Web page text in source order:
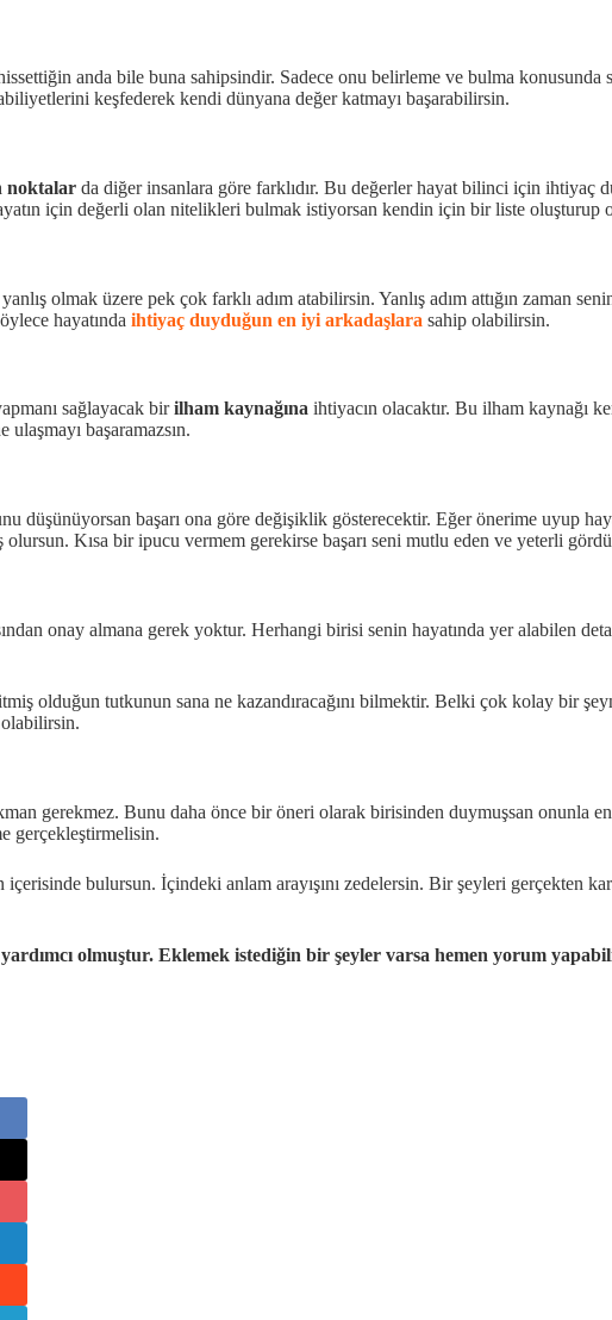
anda bile buna sahipsindir. Sadece onu belirleme ve bulma konusunda
keşfederek kendi dünyana değer katmayı başarabilirsin.
noktalar da diğer insanlara göre farklıdır. Bu değerler hayat bilinci için
için değerli olan nitelikleri bulmak istiyorsan kendin için bir liste oluşturup
olmak üzere pek çok farklı adım atabilirsin. Yanlış adım attığın zaman
hayatında ihtiyaç duyduğun en iyi arkadaşlara sahip olabilirsin.
sağlayacak birilham kaynağına ihtiyacın olacaktır. Bu ilham kaynağı
başaramazsın.
düşünüyorsan başarı ona göre değişiklik gösterecektir. Eğer önerime uyup
olursun. Kısa bir ipucu vermem gerekirse başarı seni mutlu eden ve yeterli
onay almana gerek yoktur. Herhangi birisi senin hayatında yer alabilen
olduğun tutkunun sana ne kazandıracağını bilmektir. Belki çok kolay bir
olabilirsin.
gerekmez. Bunu daha önce bir öneri olarak birisinden duymuşsan onunla en
gerçekleştirmelisin.
bulursun. İçindeki anlam arayışını zedelersin. Bir şeyleri gerçekten
olmuştur. Eklemek istediğin bir şeyler varsa hemen yorum